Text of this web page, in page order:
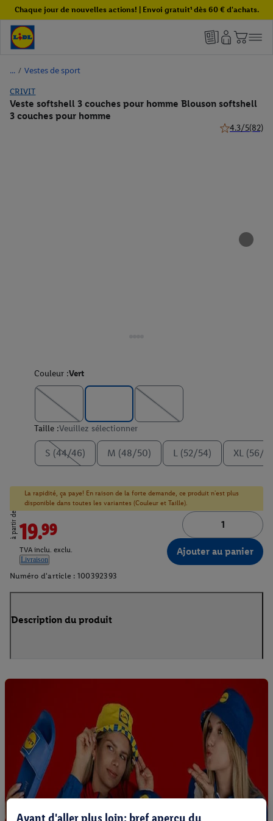
Chaque jour de nouvelles actions! | Envoi gratuit¹ dès 60 € d'achats.
/ Vestes de sport
CRIVIT
Veste softshell 3 couches pour homme Blouson softshell
3 couches pour homme
4.3/5(82)
Couleur :Vert
Taille :Veuillez sélectionner
S (44/46) M (48/50) L (52/54) XL (56/
La rapidité, ça paye! En raison de la forte demande, ce produit n'est plus
disponible dans toutes les variantes (Couleur et Taille).
à partir de19.99
TVA inclu. exclu.
Livraison
Ajouter au panier
Numéro d'article : 100392393
Description du produit
Avant d'aller plus loin: bref aperçu du